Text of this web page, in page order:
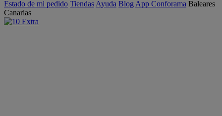
Estado de mi pedido Tiendas Ayuda Blog App Conforama Baleares
Canarias